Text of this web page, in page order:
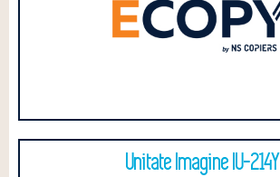
Unitate Imagine IU-214Y